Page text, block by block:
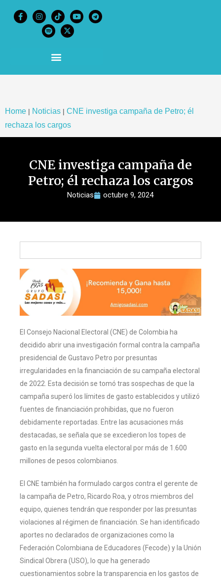
Home | Noticias | CNE investiga campaña de Petro; él
rechaza los cargos
CNE investiga campaña de
Petro; él rechaza los cargos
Noticias octubre 9, 2024
El Consejo Nacional Electoral (CNE) de Colombia ha
decidido abrir una investigación formal contra la campaña
presidencial de Gustavo Petro por presuntas
irregularidades en la financiación de su campaña electoral
de 2022. Esta decisión se tomó tras sospechas de que la
campaña superó los límites de gasto establecidos y utilizó
fuentes de financiación prohibidas, que no fueron
debidamente reportadas. Entre las acusaciones más
destacadas, se señala que se excedieron los topes de
gasto en la segunda vuelta electoral por más de 1.600
millones de pesos colombianos.
El CNE también ha formulado cargos contra el gerente de
la campaña de Petro, Ricardo Roa, y otros miembros del
equipo, quienes tendrán que responder por las presuntas
violaciones al régimen de financiación. Se han identificado
aportes no declarados de organizaciones como la
Federación Colombiana de Educadores (Fecode) y la Unión
Sindical Obrera (USO), lo que ha generado
cuestionamientos sobre la transparencia en los gastos de